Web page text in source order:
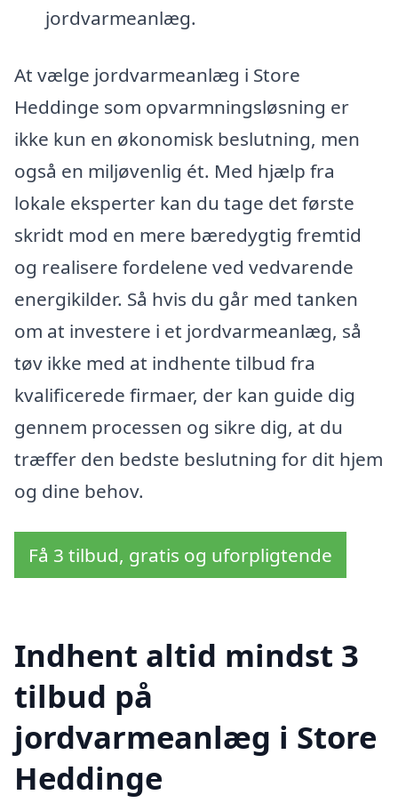
jordvarmeanlæg.
At vælge jordvarmeanlæg i Store
Heddinge som opvarmningsløsning er
ikke kun en økonomisk beslutning, men
også en miljøvenlig ét. Med hjælp fra
lokale eksperter kan du tage det første
skridt mod en mere bæredygtig fremtid
og realisere fordelene ved vedvarende
energikilder. Så hvis du går med tanken
om at investere i et jordvarmeanlæg, så
tøv ikke med at indhente tilbud fra
kvalificerede firmaer, der kan guide dig
gennem processen og sikre dig, at du
træffer den bedste beslutning for dit hjem
og dine behov.
Få 3 tilbud, gratis og uforpligtende
Indhent altid mindst 3
tilbud på
jordvarmeanlæg i Store
Heddinge